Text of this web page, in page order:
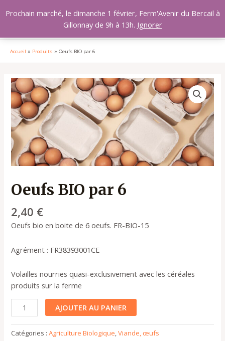
au
Accueil Produits Oeufs BIO par 6
Oeufs BIO par 6
2,40 €
Oeufs bio en boite de 6 oeufs. FR-BIO-15
Agrément : FR38393001CE
Volailles nourries quasi-exclusivement avec les céréales
produits sur la ferme
quantité
de
Oeufs
BIO
par
6
AJOUTER AU PANIER
Catégories :Agriculture Biologique,Viande, œufs
Prochain marché, le dimanche 1 février, Ferm'Avenir du Bercail à
Gillonnay de 9h à 13h. Ignorer